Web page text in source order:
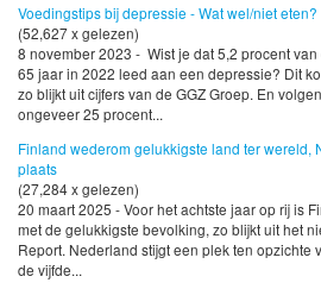
Voedingstips bij depressie - Wat wel/niet eten?
(52,627 x gelezen)
8 november 2023 - Wist je dat 5,2 procent
65 jaar in 2022 leed aan een depressie? Dit
zo blijkt uit cijfers van de GGZ Groep. En
ongeveer 25 procent...
Finland wederom gelukkigste land ter wereld,
plaats
(27,284 x gelezen)
20 maart 2025 - Voor het achtste jaar op rij is
met de gelukkigste bevolking, zo blijkt uit het
Report. Nederland stijgt een plek ten opzichte
de vijfde...